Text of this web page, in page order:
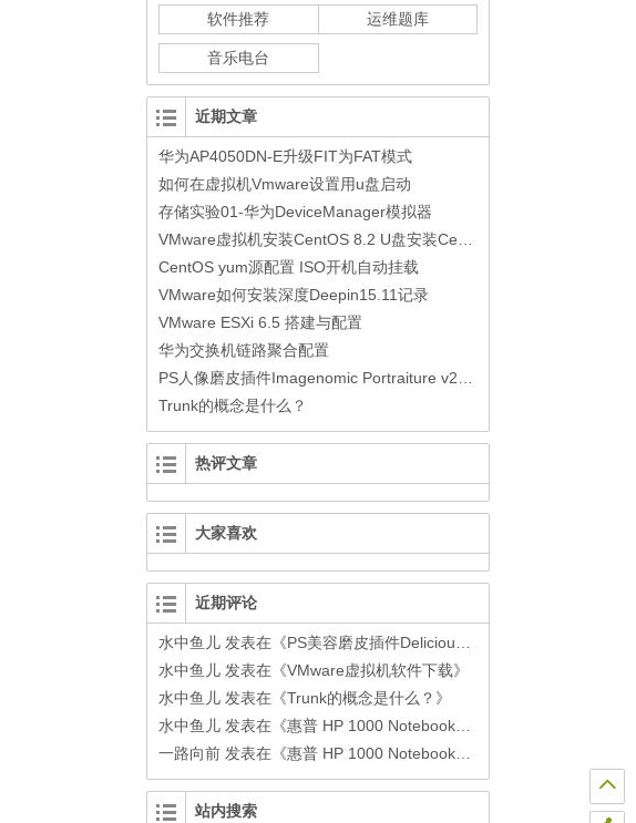
软件推荐 运维题库
音乐电台
近期文章
华为AP4050DN-E升级FIT为FAT模式
如何在虚拟机Vmware设置用u盘启动
存储实验01-华为DeviceManager模拟器
CentOS yum源配置 ISO开机自动挂载
VMware如何安装深度Deepin15.11记录
VMware ESXi 6.5 搭建与配置
华为交换机链路聚合配置
Trunk的概念是什么？
热评文章
大家喜欢
近期评论
水中鱼儿 发表在《PS美容磨皮插件Delicious Retouch3下载
水中鱼儿 发表在《VMware虚拟机软件下载》
水中鱼儿 发表在《Trunk的概念是什么？ 》
水中鱼儿 发表在《惠普 HP 1000 Notebook PC安装黑苹果之windows环境下制作单个Clover安装U盘
一路向前 发表在《惠普 HP 1000 Notebook PC安装黑苹果之windows环境下制作单个Clover安装U盘
站内搜索